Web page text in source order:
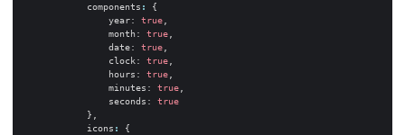
components :
{
year: true
month : true
date: true
clock : true
hours : true
minutes : true
seconds : true
},
icons :
{